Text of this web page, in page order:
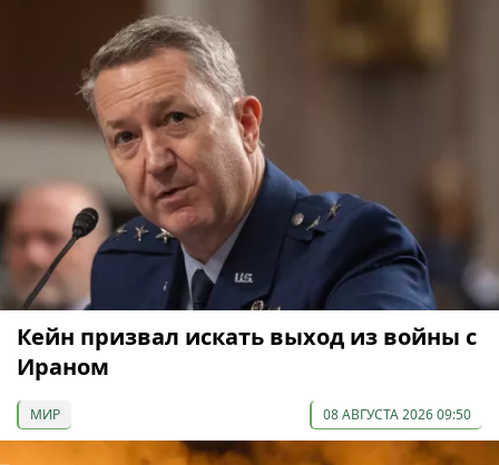
Кейн призвал искать выход из войны с
Ираном
МИР 08 АВГУСТА 2026 09:50